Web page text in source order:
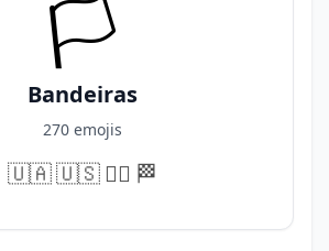
🏳️
Bandeiras
270 emojis
🇺🇦🇺🇸 🏳️‍🌈 🏁